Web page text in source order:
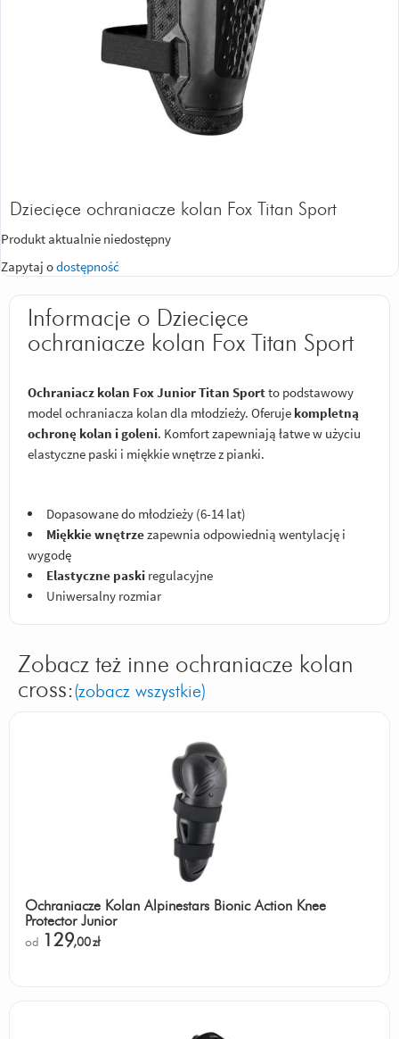
Dziecięce ochraniacze kolan Fox Titan Sport
Produkt aktualnie niedostępny
Zapytaj odostępność
Informacje o Dziecięce
ochraniacze kolan Fox Titan Sport
Ochraniacz kolan Fox Junior Titan Sportto podstawowy
model ochraniacza kolan dla młodzieży. Oferuje kompletną
ochronę kolan i goleni. Komfort zapewniają łatwe w użyciu
elastyczne paski i miękkie wnętrze z pianki.
Dopasowane do młodzieży (6-14 lat)
Miękkie wnętrze zapewnia odpowiednią wentylację i
wygodę
Elastyczne paski regulacyjne
Uniwersalny rozmiar
Zobacz też inne ochraniacze kolan
cross:(zobacz wszystkie)
Ochraniacze Kolan Alpinestars Bionic Action Knee
Protector Junior
od 129,00zł